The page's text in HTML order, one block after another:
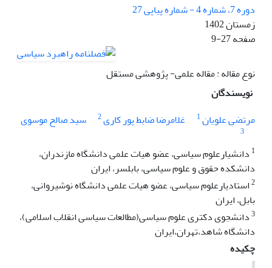
دوره 7، شماره 4 - شماره پیاپی 27
زمستان 1402
صفحه9-27
نوع مقاله : مقاله علمی- پژوهشی مستقل
نویسندگان
مرتضی علویان1 غلامرضا ضابط پور کاری2 سید صالح موسوی
3
1 دانشیارعلوم سیاسی، عضو هیات علمی دانشگاه مازندران،
دانشکده حقوق و علوم سیاسی، بابلسر، ایران
2استادیارعلوم سیاسی، عضو هیات علمی دانشگاه نوشیروانی،
بابل، ایران
3دانشجوی دکتری علوم سیاسی(مطالعات سیاسی انقلاب اسلامی)،
دانشگاه شاهد،تهران،ایران
چکیده